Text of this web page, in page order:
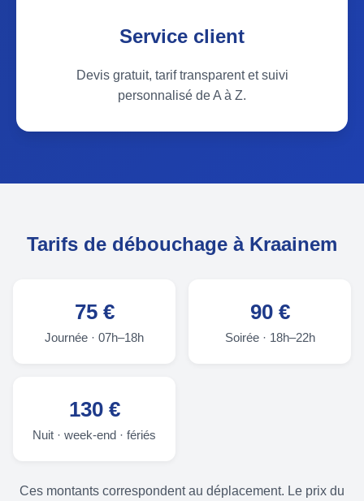
Service client
Devis gratuit, tarif transparent et suivi
personnalisé de A à Z.
Tarifs de débouchage à Kraainem
75 €
Journée · 07h–18h
90 €
Soirée · 18h–22h
130 €
Nuit · week-end · fériés
Ces montants correspondent au déplacement. Le prix du